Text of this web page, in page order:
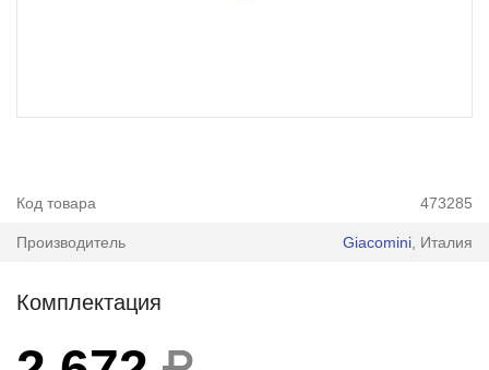
Код товара 473285
Производитель Giacomini , Италия
Комплектация